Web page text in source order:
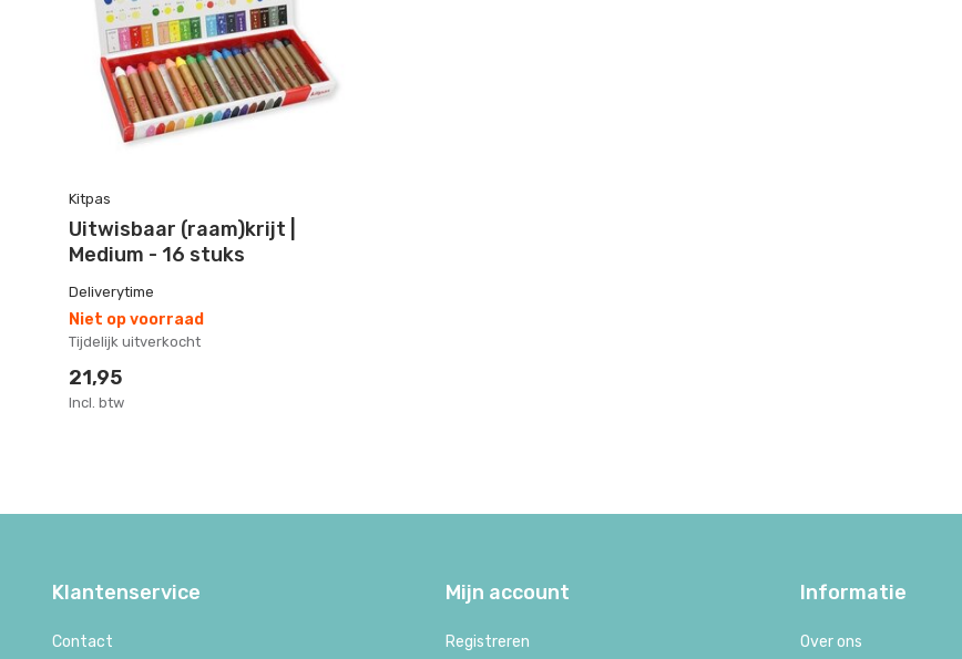
Kitpas
Uitwisbaar (raam)krijt |
Medium - 16 stuks
Deliverytime
Niet op voorraad
Tijdelijk uitverkocht
21,95
Incl. btw
Klantenservice
Contact
Mijn account
Registreren
Informatie
Over ons